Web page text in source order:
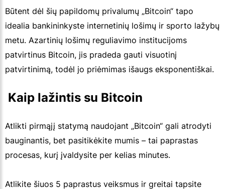
Būtent dėl šių papildomų privalumų „Bitcoin“ tapo
idealia bankininkyste internetinių lošimų ir sporto lažybų
metu. Azartinių lošimų reguliavimo institucijoms
patvirtinus Bitcoin, jis pradeda gauti visuotinį
patvirtinimą, todėl jo priėmimas išaugs eksponentiškai.
Kaip lažintis su Bitcoin
Atlikti pirmąjį statymą naudojant „Bitcoin“ gali atrodyti
bauginantis, bet pasitikėkite mumis – tai paprastas
procesas, kurį įvaldysite per kelias minutes.
Atlikite šiuos 5 paprastus veiksmus ir greitai tapsite